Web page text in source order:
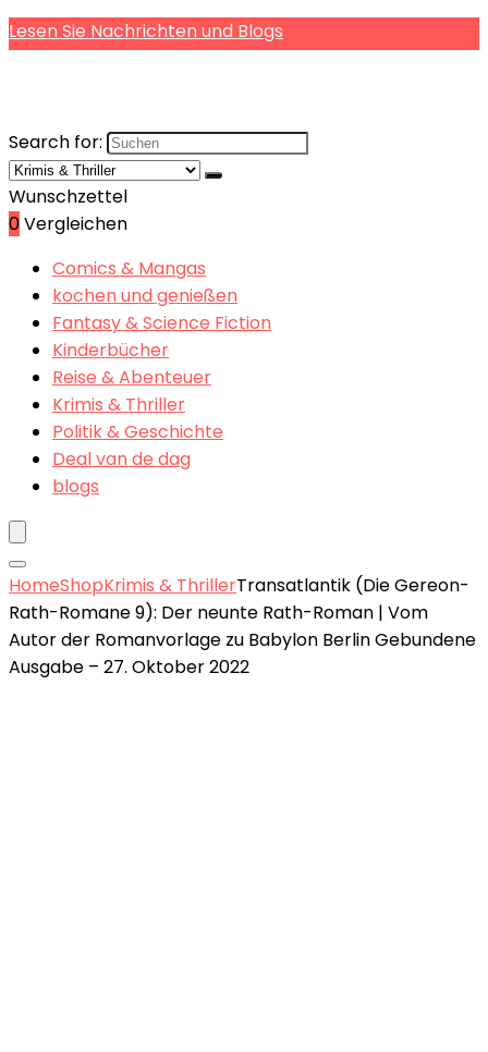
Lesen Sie Nachrichten und Blogs
Search for:
Wunschzettel
0Vergleichen
Comics & Mangas
kochen und genießen
Fantasy & Science Fiction
Kinderbücher
Reise & Abenteuer
Krimis & Thriller
Politik & Geschichte
Deal van de dag
blogs
HomeShopKrimis & ThrillerTransatlantik (Die Gereon-
Rath-Romane 9): Der neunte Rath-Roman | Vom
Autor der Romanvorlage zu Babylon Berlin Gebundene
Ausgabe – 27. Oktober 2022